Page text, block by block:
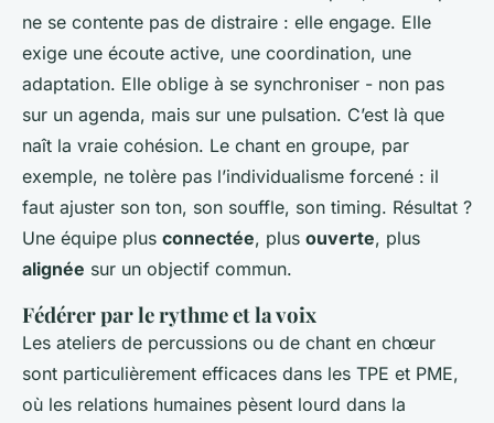
ne se contente pas de distraire : elle engage. Elle
exige une écoute active, une coordination, une
adaptation. Elle oblige à se synchroniser - non pas
sur un agenda, mais sur une pulsation. C’est là que
naît la vraie cohésion. Le chant en groupe, par
exemple, ne tolère pas l’individualisme forcené : il
faut ajuster son ton, son souffle, son timing. Résultat ?
Une équipe plus connectée, plus ouverte, plus
alignée sur un objectif commun.
Fédérer par le rythme et la voix
Les ateliers de percussions ou de chant en chœur
sont particulièrement efficaces dans les TPE et PME,
où les relations humaines pèsent lourd dans la